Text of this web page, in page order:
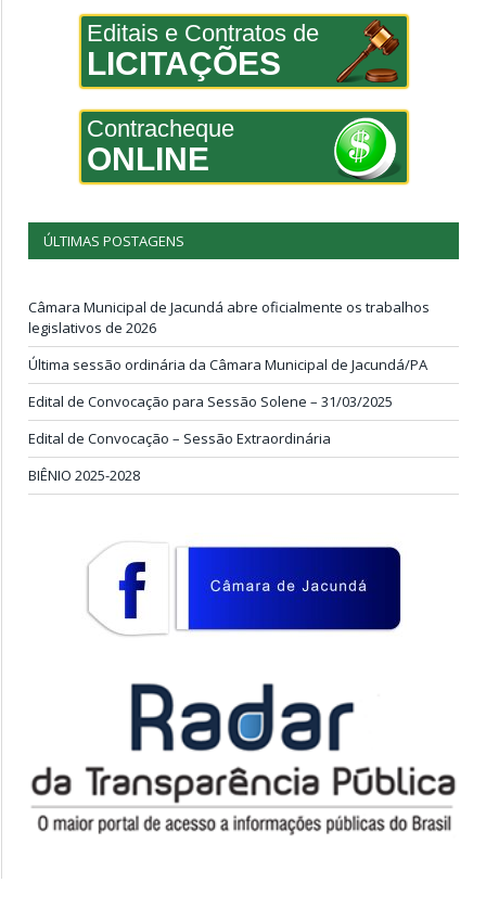
Editais e Contratos de
LICITAÇÕES
Contracheque
ONLINE
ÚLTIMAS POSTAGENS
Câmara Municipal de Jacundá abre oficialmente os trabalhos
legislativos de 2026
Última sessão ordinária da Câmara Municipal de Jacundá/PA
Edital de Convocação para Sessão Solene – 31/03/2025
Edital de Convocação – Sessão Extraordinária
BIÊNIO 2025-2028